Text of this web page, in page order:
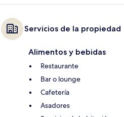
Servicios de la propiedad
Alimentos y bebidas
Restaurante
Bar o lounge
Cafetería
Asadores